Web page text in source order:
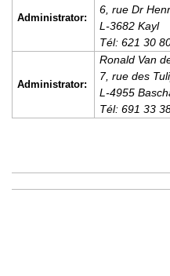
Administrator:
6, rue Dr
L-3682 Kayl
Tél: 621 30
Administrator:
Ronald Van
7, rue des
L-4955
Tél: 691 33